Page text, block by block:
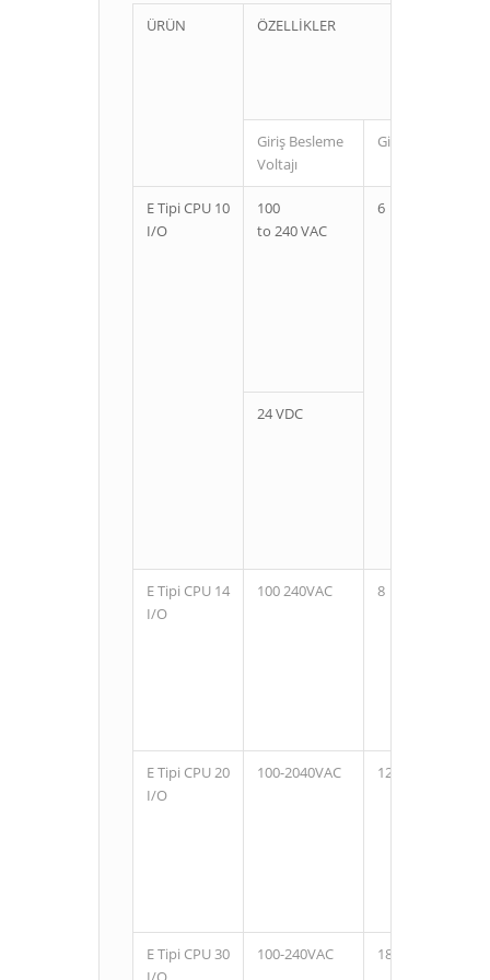
ÜRÜN ÖZELLİKLER
Giriş Besleme
Voltajı
Giriş
E Tipi CPU 10
I/O
100
to 240 VAC
6
24 VDC
E Tipi CPU 14
I/O
100 240VAC 8
E Tipi CPU 20
I/O
100-2040VAC 12
E Tipi CPU 30
100-240VAC 18